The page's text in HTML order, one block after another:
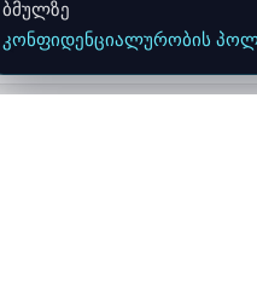
ბმულზე
კონფიდენციალურობის